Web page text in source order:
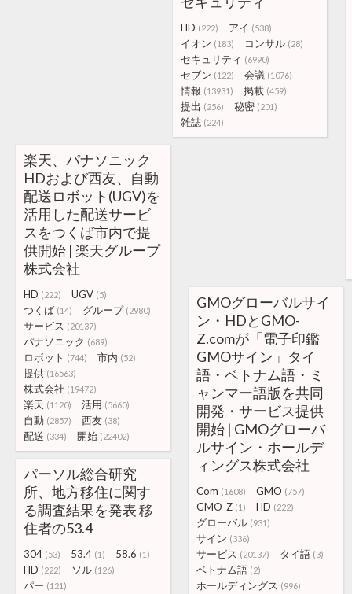
HD (222) アイ (538)
イオン (183) コンサル (28)
セキュリティ (6990)
セブン (122) 会議 (1076)
情報 (13931) 掲載 (459)
提出 (256) 秘密 (201)
雑誌 (224)
楽天、パナソニック
HDおよび西友、自動
配送ロボット(UGV)を
活用した配送サービ
スをつくば市内で提
供開始 | 楽天グループ
株式会社
HD (222) UGV (5)
つくば (14) グループ (2980)
サービス (20137)
パナソニック (689)
ロボット (744) 市内 (52)
提供 (16563)
株式会社 (19472)
楽天 (1120) 活用 (5660)
自動 (2857) 西友 (38)
配送 (334) 開始 (22402)
GMOグローバルサイ
ン・HDとGMO-
Z.comが「電子印鑑
GMOサイン」タイ
語・ベトナム語・ミ
ャンマー語版を共同
開発・サービス提供
開始 | GMOグローバ
ルサイン・ホールデ
ィングス株式会社
Com (1608) GMO (757)
GMO-Z (1) HD (222)
グローバル (931)
サイン (336)
サービス (20137) タイ語 (3)
ベトナム語 (2)
ホールディングス (996)
パーソル総合研究
所、地方移住に関す
る調査結果を発表 移
住者の53.4
304 (53) 53.4 (1) 58.6 (1)
HD (222) ソル (126)
パー (121)